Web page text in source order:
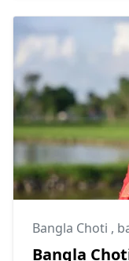
Bangla Choti ,
Bangla Choti -